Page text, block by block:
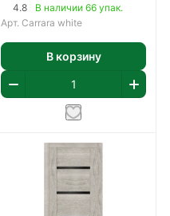
4.8
В наличии 66 упак.
Арт. Carrara white
В корзину